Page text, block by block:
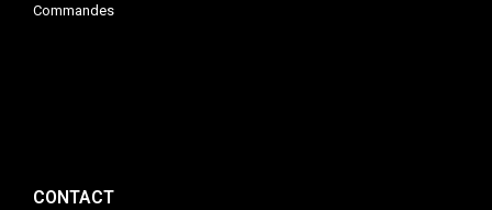
Commandes
CONTACT